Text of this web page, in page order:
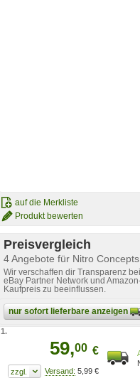
auf die Merkliste
Produkt bewerten
Preisvergleich
4 Angebote für Nitro
Wir verschaffen dir Transparenz
eBay Partner Network und
Kaufpreis zu beeinflussen.
nur sofort lieferbare anzeigen
1.
59,00 €
5,99 €